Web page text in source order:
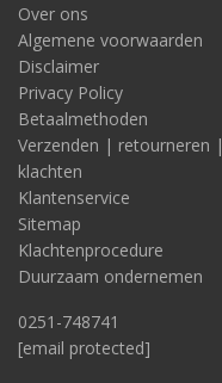
Over ons
Algemene voorwaarden
Disclaimer
Privacy Policy
Betaalmethoden
Verzenden | retourneren |
klachten
Klantenservice
Sitemap
Klachtenprocedure
Duurzaam ondernemen
0251-748741
[email protected]